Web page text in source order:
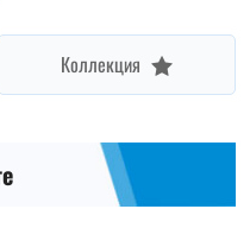
Коллекция